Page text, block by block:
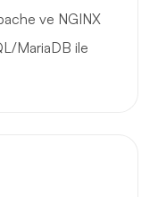
ve NGINX
MariaDB ile